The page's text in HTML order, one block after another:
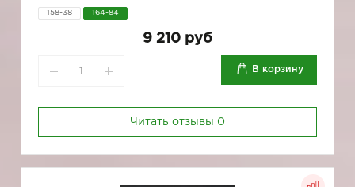
158-38 164-84
9 210 руб
В корзину
Читать отзывы 0